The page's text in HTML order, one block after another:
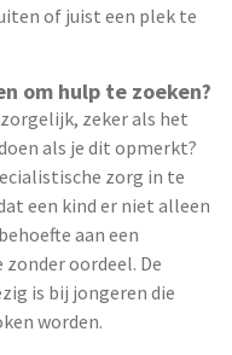
of juist een plek te
om hulp te zoeken?
zeker als het
als je dit opmerkt?
zorg in te
een kind er niet alleen
aan een
oordeel. De
is bij jongeren die
worden.